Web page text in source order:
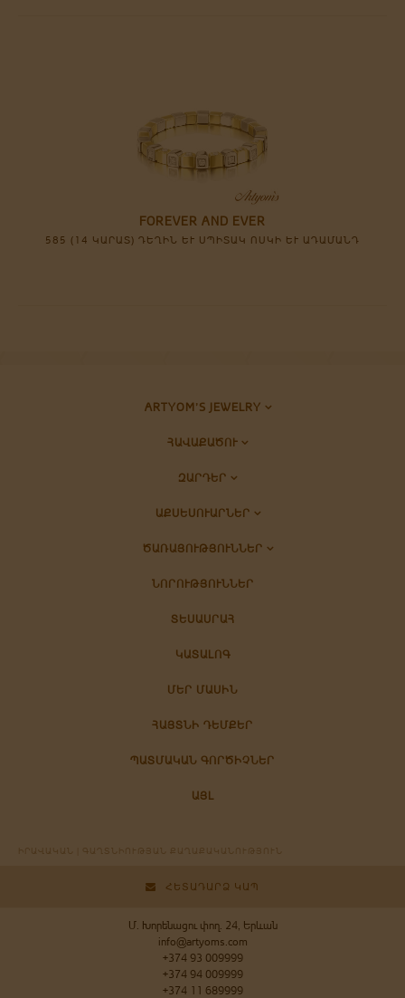
FOREVER AND EVER
585 (14 ԿԱՐԱՏ) ԴԵՂԻՆ ԵՒ ՍՊԻՏԱԿ ՈՍԿԻ ԵՒ ԱԴԱՄԱՆԴ
ARTYOM’S JEWELRY
ՀԱՎԱՔԱԾՈՒ
ԶԱՐԴԵՐ
ԱՔՍԵՍՈՒԱՐՆԵՐ
ԾԱՌԱՅՈՒԹՅՈՒՆՆԵՐ
ՆՈՐՈՒԹՅՈՒՆՆԵՐ
ՏԵՍԱՍՐԱՀ
ԿԱՏԱԼՈԳ
ՄԵՐ ՄԱՍԻՆ
ՀԱՅՏՆԻ ԴԵՄՔԵՐ
ՊԱՏՄԱԿԱՆ ԳՈՐԾԻՉՆԵՐ
ԱՅԼ
ԻՐԱՎԱԿԱՆ | ԳԱՂՏՆԻՈՒԹՅԱՆ ՔԱՂԱՔԱԿԱՆՈՒԹՅՈՒՆ
ՀԵՏԱԴԱՐՁ ԿԱՊ
Մ. Խորենացու փող. 24, Երևան
info@artyoms.com
+374 93 009999
+374 94 009999
+374 11 689999